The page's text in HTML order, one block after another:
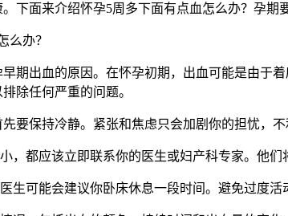
下面来介绍怀孕5周多下面有点血怎么办？孕期
办？
出血的原因。在怀孕初期，出血可能是由于着
除任何严重的问题。
保持冷静。紧张和焦虑只会加剧你的担忧，不
都应该立即联系你的医生或妇产科专家。他们
可能会建议你卧床休息一段时间。避免过度活